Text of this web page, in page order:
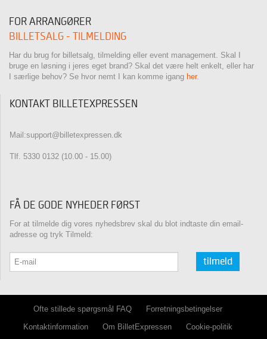
FOR ARRANGØRER
BILLETSALG - TILMELDING
Har du brug for billetsalg, tilmelding eller event management. Skal I
bruge en løsning i jeres eget brand? Skal det være helt enkelt, eller har
I særlige behov? Se hvor nemt I kan komme igang her.
KONTAKT BILLETEXPRESSEN
Mail:support@billetexpressen.dk
Tlf. 5330 0132 (10.00 - 15.00)
FÅ DE GODE NYHEDER FØRST
For at tilmelde dig vores nyhedsbrev skal du blot indtaste din email-
adresse og tryk Tilmeld:
tilmeld
Ofte stillede spørgsmål FAQ
Forretningsbetingelser
Kontaktinformation
Om BilletExpressen Cookie-politik